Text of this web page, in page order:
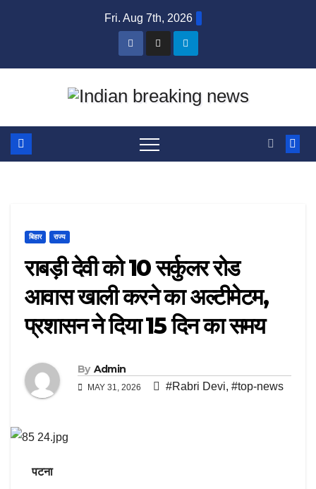
Fri. Aug 7th, 2026
बिहार राज्य
राबड़ी देवी को 10 सर्कुलर रोड
आवास खाली करने का अल्टीमेटम,
प्रशासन ने दिया 15 दिन का समय
By Admin
MAY 31, 2026 #Rabri Devi, #top-news
पटना